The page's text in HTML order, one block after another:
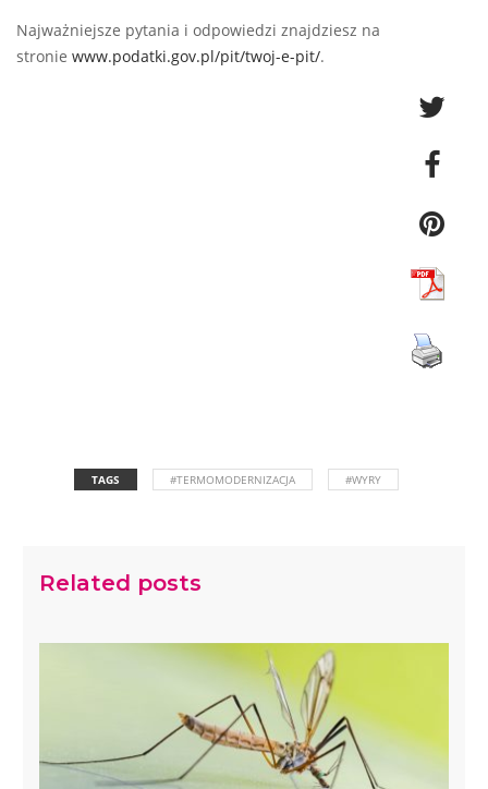
Najważniejsze pytania i odpowiedzi znajdziesz na
stronie www.podatki.gov.pl/pit/twoj-e-pit/.
TAGS #TERMOMODERNIZACJA #WYRY
Related posts